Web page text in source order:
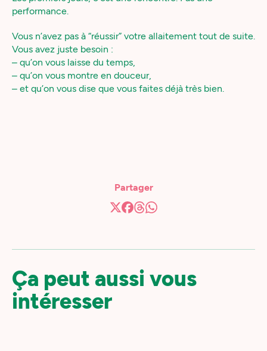
performance.
Vous n’avez pas à “réussir” votre allaitement tout de suite.
Vous avez juste besoin :
– qu’on vous laisse du temps,
– qu’on vous montre en douceur,
– et qu’on vous dise que vous faites déjà très bien.
Partager
Ça peut aussi vous
intéresser